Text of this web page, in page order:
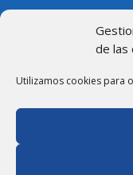
de las
Utilizamos cookies para